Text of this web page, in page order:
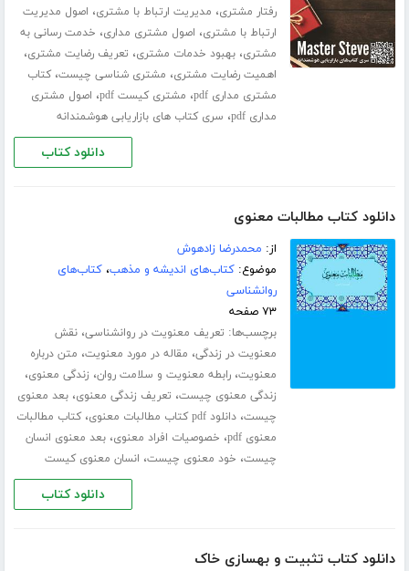
رفتار مشتری، مدیریت ارتباط با مشتری، اصول مدیریت
ارتباط با مشتری، اصول مشتری مداری، خدمت رسانی به
مشتری،بهبود خدمات مشتری، تعریف رضایت مشتری،
اهمیت رضایت مشتری، مشتری شناسی چیست،کتاب
مشتری مداری pdf
، مشتری کیست pdf ، اصول مشتری
مداری pdf
، سری کتاب های بازاریابی هوشمندانه
دانلود کتاب
دانلود کتاب مطالبات معنوی
از: محمدرضا زادهوش
موضوع:کتاب‌های اندیشه و مذهب،کتاب‌های
روانشناسی
۷۳ صفحه
برچسب‌ها: تعریف معنویت در روانشناسی،نقش
معنویت در زندگی، مقاله در مورد معنویت، متن درباره
معنویت،رابطه معنویت و سلامت روان، زندگی معنوی،
زندگی معنوی چیست، تعریف زندگی معنوی،بعد معنوی
چیست،دانلود pdf کتاب مطالبات معنوی ،کتاب مطالبات
معنوی pdf
، خصوصیات افراد معنوی،بعد معنوی انسان
چیست، خود معنوی چیست، انسان معنوی کیست
دانلود کتاب
دانلود کتاب تثبیت و بهسازی خاک